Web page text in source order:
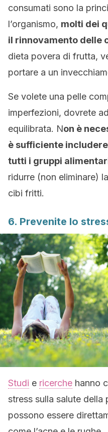
consumati sono la
l’organismo, molti dei
il rinnovamento delle
dieta povera di frutta,
portare a un
Se volete una pelle
imperfezioni, dovrete
equilibrata. Non è
è sufficiente
tutti i gruppi
ridurre (non eliminare)
cibi fritti.
6. Prevenite lo
Studi e ricerche hanno
stress sulla salute
possono essere